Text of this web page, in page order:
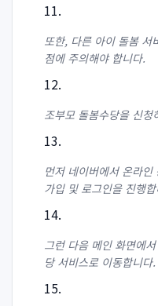
또한, 다른 아이 돌봄 서
점에 주의해야 합니다.
조부모 돌봄수당을 신청
먼저 네이버에서 온라
가입 및 로그인을 진행
그런 다음 메인 화면에
당 서비스로 이동합니다.